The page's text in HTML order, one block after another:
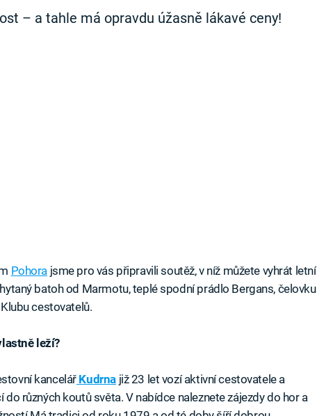
– a tahle má opravdu úžasně lákavé ceny!
Pohora jsme pro vás připravili soutěž, v níž můžete vyhrát letní
batoh od Marmotu, teplé spodní prádlo Bergans, čelovku
cestovatelů.
leží?
kancelářKudrna již 23 let vozí aktivní cestovatele a
různých koutů světa. V nabídce naleznete zájezdy do hor a